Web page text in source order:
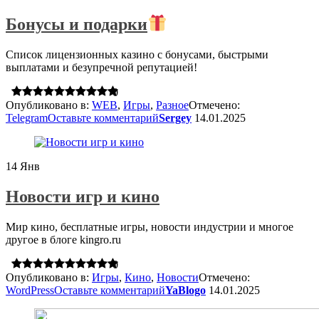
Бонусы и подарки
Список лицензионных казино с бонусами, быстрыми
выплатами и безупречной репутацией!
0
Опубликовано в: WEB, Игры, РазноеОтмечено:
TelegramОставьте комментарийSergey 14.01.2025
14 Янв
Новости игр и кино
Мир кино, бесплатные игры, новости индустрии и многое
другое в блоге kingro.ru
0
Опубликовано в: Игры, Кино, НовостиОтмечено:
WordPressОставьте комментарийYaBlogo 14.01.2025